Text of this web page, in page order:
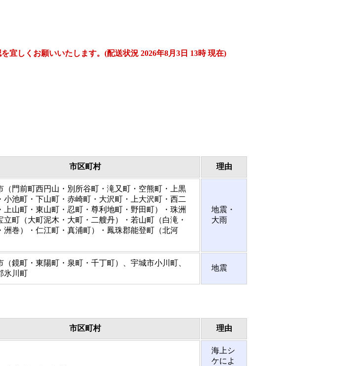
宜しくお願いいたします。(配送状況 2026年8月3日 13時 現在)
市区町村 理由
（門前町西円山・別所谷町・滝又町・空熊町・上黒
小池町・下山町・赤崎町・大沢町・上大沢町・西二
上山町・東山町・忍町・尊利地町・野田町）・珠洲
立町（大町泥木・大町・二艘丹）・若山町（白滝・
洲巻）・仁江町・真浦町）・鳳珠郡能登町（北河
地震・
大雨
（鏡町・東陽町・泉町・千丁町）、宇城市小川町、
氷川町
地震
市区町村 理由
海上シ
ケによ